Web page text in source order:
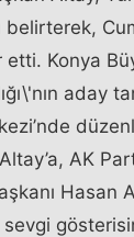
Konya
aday
AK
Hasan
sevgi